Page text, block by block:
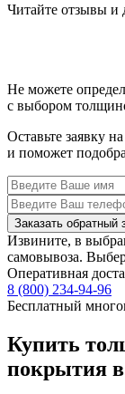
Читайте отзывы и
Не можете
с выбором
Оставьте заявку
и поможет
Заказать обратный
Извините, в
самовывоза.
Оперативная
8 (800) 234-94-96
Бесплатный
Купить
покрытия